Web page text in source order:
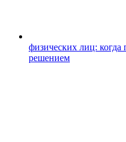
физических лиц: когда
решением